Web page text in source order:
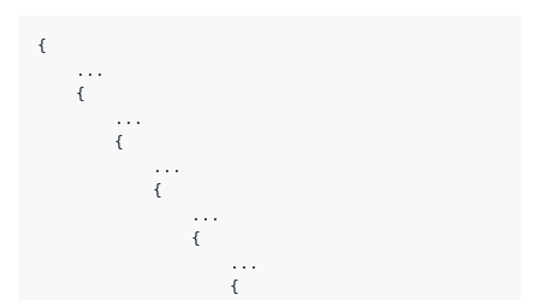
{
    ...
    {
        ...
        {
            ...
            {
                ...
                {
                    ...
                    {